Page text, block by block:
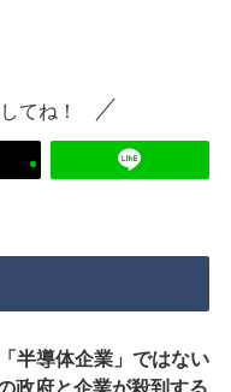
てね！
半導体企業」ではない
政府と企業が殺到する